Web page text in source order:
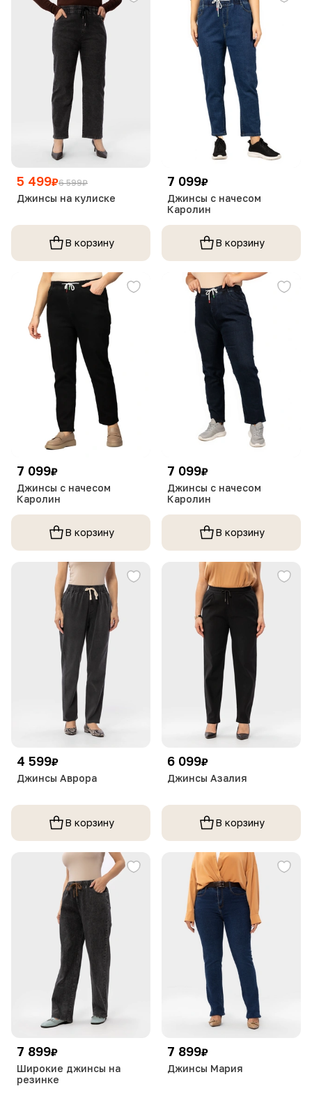
5 499₽6 599₽
Джинсы на кулиске
В корзину
7 099₽
Джинсы с начесом
Каролин
В корзину
7 099₽
Джинсы с начесом
Каролин
В корзину
7 099₽
Джинсы с начесом
Каролин
В корзину
4 599₽
Джинсы Аврора
В корзину
6 099₽
Джинсы Азалия
В корзину
7 899₽
Широкие джинсы на
резинке
7 899₽
Джинсы Мария